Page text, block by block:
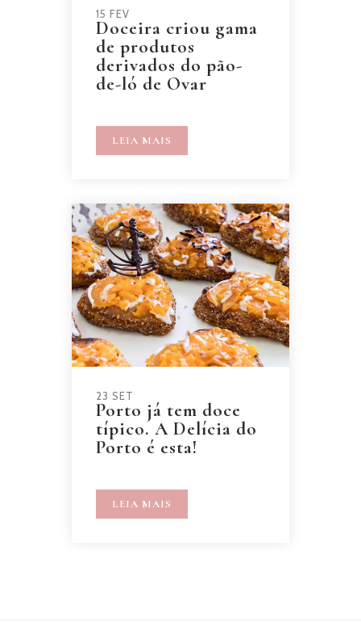
15 FEV
Doceira criou gama
de produtos
derivados do pão-
de-ló de Ovar
LEIA MAIS
23 SET
Porto já tem doce
típico. A Delícia do
Porto é esta!
LEIA MAIS